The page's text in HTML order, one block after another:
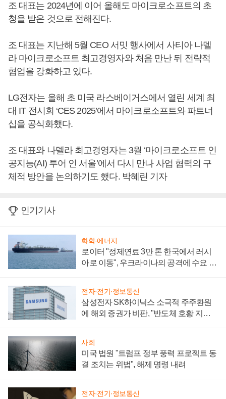
조 대표는 2024년에 이어 올해도 마이크로소프트의 초
청을 받은 것으로 전해진다.
조 대표는 지난해 5월 CEO 서밋 행사에서 사티아 나델
라 마이크로소프트 최고경영자와 처음 만난 뒤 전략적
협업을 강화하고 있다.
LG전자는 올해 초 미국 라스베이거스에서 열린 세계 최
대 IT 전시회 ‘CES 2025’에서 마이크로소프트와 파트너
십을 공식화했다.
조 대표와 나델라 최고경영자는 3월 ‘마이크로소프트 인
공지능(AI) 투어 인 서울’에서 다시 만나 사업 협력의 구
체적 방안을 논의하기도 했다. 박혜린 기자
인기기사
화학·에너지
로이터 "정제연료 3만 톤 한국에서 러시
아로 이동", 우크라이나의 공격에 수요 늘
전자·전기·정보통신
삼성전자 SK하이닉스 소극적 주주환원
에 해외 증권가 비판, "반도체 호황 지속
사회
미국 법원 "트럼프 정부 풍력 프로젝트 동
결 조치는 위법", 해제 명령 내려
전자·전기·정보통신